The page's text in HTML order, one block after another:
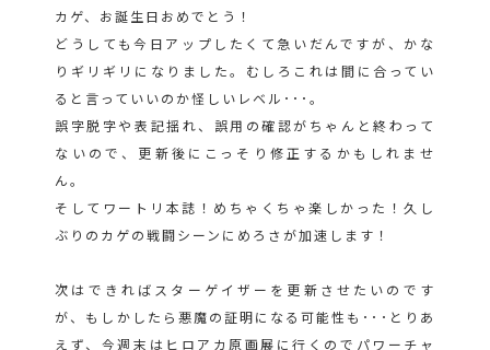
カゲ、お誕生日おめでとう！
どうしても今日アップしたくて急いだんですが、かな
りギリギリになりました。むしろこれは間に合ってい
ると言っていいのか怪しいレベル･･･。
誤字脱字や表記揺れ、誤用の確認がちゃんと終わって
ないので、更新後にこっそり修正するかもしれませ
ん。
そしてワートリ本誌！めちゃくちゃ楽しかった！久し
ぶりのカゲの戦闘シーンにめろさが加速します！
次はできればスターゲイザーを更新させたいのです
が、もしかしたら悪魔の証明になる可能性も･･･とりあ
えず、今週末はヒロアカ原画展に行くのでパワーチャ